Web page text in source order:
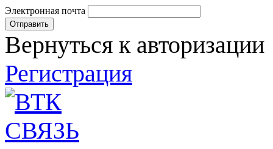
Электронная почта
Вернуться к авторизации
Регистрация